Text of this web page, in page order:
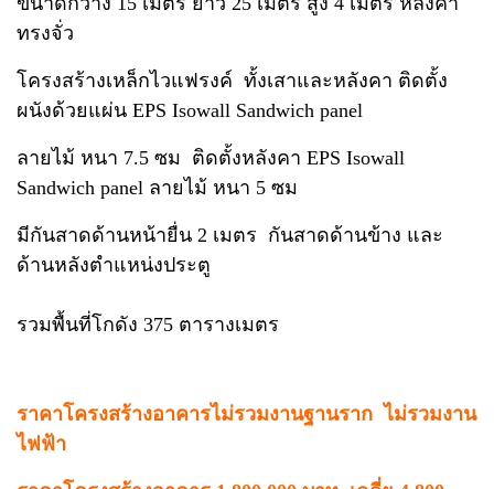
ทรงจั่ว
โครงสร้างเหล็กไวแฟรงค์ ทั้งเสาและหลังคา ติดตั้ง
ผนังด้วยแผ่น EPS Isowall Sandwich panel
ลายไม้ หนา 7.5 ซม ติดตั้งหลังคา EPS Isowall
Sandwich panel ลายไม้ หนา 5 ซม
มีกันสาดด้านหน้ายื่น 2 เมตร กันสาดด้านข้าง และ
ด้านหลังตำแหน่งประตู
รวมพื้นที่โกดัง 375 ตารางเมตร
ราคาโครงสร้างอาคารไม่รวมงานฐานราก ไม่รวมงาน
ไฟฟ้า